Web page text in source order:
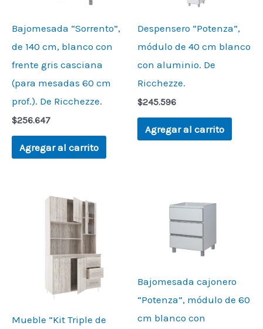
Bajomesada “Sorrento”,
de 140 cm, blanco con
frente gris casciana
(para mesadas 60 cm
prof.). De Ricchezze.
$256.647
Agregar al carrito
Despensero “Potenza”,
módulo de 40 cm blanco
con aluminio. De
Ricchezze.
$245.596
Agregar al carrito
Mueble “Kit Triple de
Bajomesada cajonero
“Potenza”, módulo de 60
cm blanco con